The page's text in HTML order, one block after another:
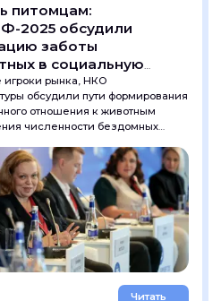
питомцам:
2025 обсудили
заботы
в социальную
бизнеса
рынка, НКО
обсудили пути формирования
отношения к животным
численности бездомных
«Не только благотворительность:
социальной повестки
Читать